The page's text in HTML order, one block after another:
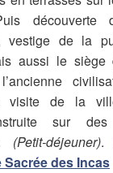
vestige de la
aussi le siège
visite de la
sur des
(Petit-déjeuner).
Sacrée des Incas